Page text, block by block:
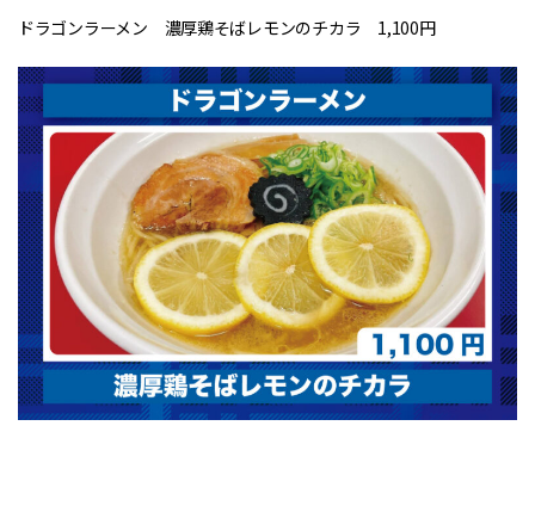
ドラゴンラーメン 濃厚鶏そばレモンのチカラ 1,100円